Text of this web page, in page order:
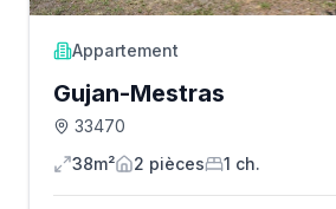
Appartement
Gujan-Mestras
33470
38m²
2 pièces 1 ch.